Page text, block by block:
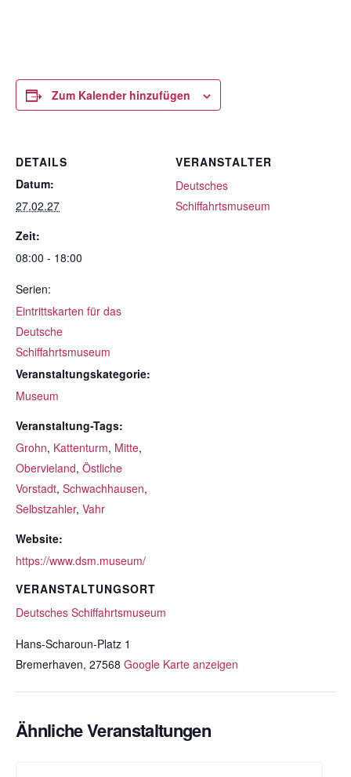
Zum Kalender hinzufügen
DETAILS
Datum:
27.02.27
Zeit:
08:00 - 18:00
Serien:
Eintrittskarten für das
Deutsche
Schiffahrtsmuseum
Veranstaltungskategorie:
Museum
Veranstaltung-Tags:
Grohn, Kattenturm, Mitte,
Obervieland, Östliche
Vorstadt, Schwachhausen,
Selbstzahler, Vahr
Website:
https://www.dsm.museum/
VERANSTALTUNGSORT
Deutsches Schiffahrtsmuseum
Hans-Scharoun-Platz 1
Bremerhaven, 27568 Google Karte anzeigen
VERANSTALTER
Deutsches
Schiffahrtsmuseum
Ähnliche Veranstaltungen